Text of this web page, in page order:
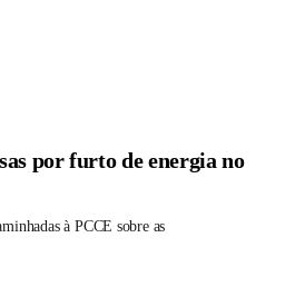
por furto de energia no
à PCCE sobre as